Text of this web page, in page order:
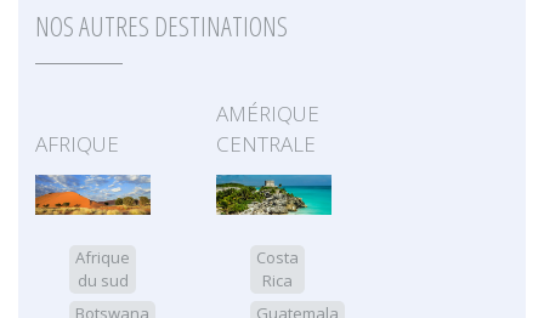
NOS AUTRES DESTINATIONS
AFRIQUE
Afrique
du sud
Botswana
AMÉRIQUE
CENTRALE
Costa
Rica
Guatemala